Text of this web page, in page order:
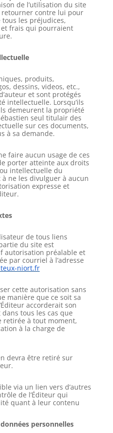
de l’utilisation du site
retourner contre lui pour
les préjudices,
frais qui pourraient
produits,
dessins, videos, etc.,
et sont protégés
intellectuelle. Lorsqu’ils
demeurent la propriété
seul titulair des
sur ces documents,
à sa demande.
faire aucun usage de ces
porter atteinte aux droits
intellectuelle du
à ne les divulguer à aucun
expresse et
de tous liens
du site est
autorisation préalable et
par courriel à l’adresse
niort.fr
cette autorisation sans
manière que ce soit sa
accorderait son
tous les cas que
à tout moment,
à la charge de
devra être retiré sur
via un lien vers d’autres
de l’Éditeur qui
quant à leur contenu
personnelles